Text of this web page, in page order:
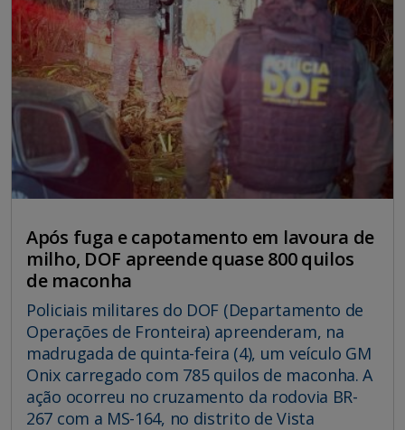
Após fuga e capotamento em lavoura de
milho, DOF apreende quase 800 quilos
de maconha
Policiais militares do DOF (Departamento de
Operações de Fronteira) apreenderam, na
madrugada de quinta-feira (4), um veículo GM
Onix carregado com 785 quilos de maconha. A
ação ocorreu no cruzamento da rodovia BR-
267 com a MS-164, no distrito de Vista